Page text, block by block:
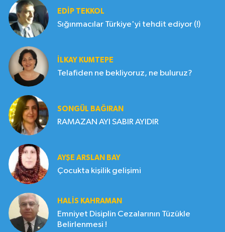
EDIP TEKKOL
Sığınmacılar Türkiye'yi tehdit ediyor (!)
İLKAY KUMTEPE
Telafiden ne bekliyoruz, ne buluruz?
SONGÜL BAĞIRAN
RAMAZAN AYI SABIR AYIDIR
AYŞE ARSLAN BAY
Çocukta kişilik gelişimi
HALIS KAHRAMAN
Emniyet Disiplin Cezalarının Tüzükle
Belirlenmesi !